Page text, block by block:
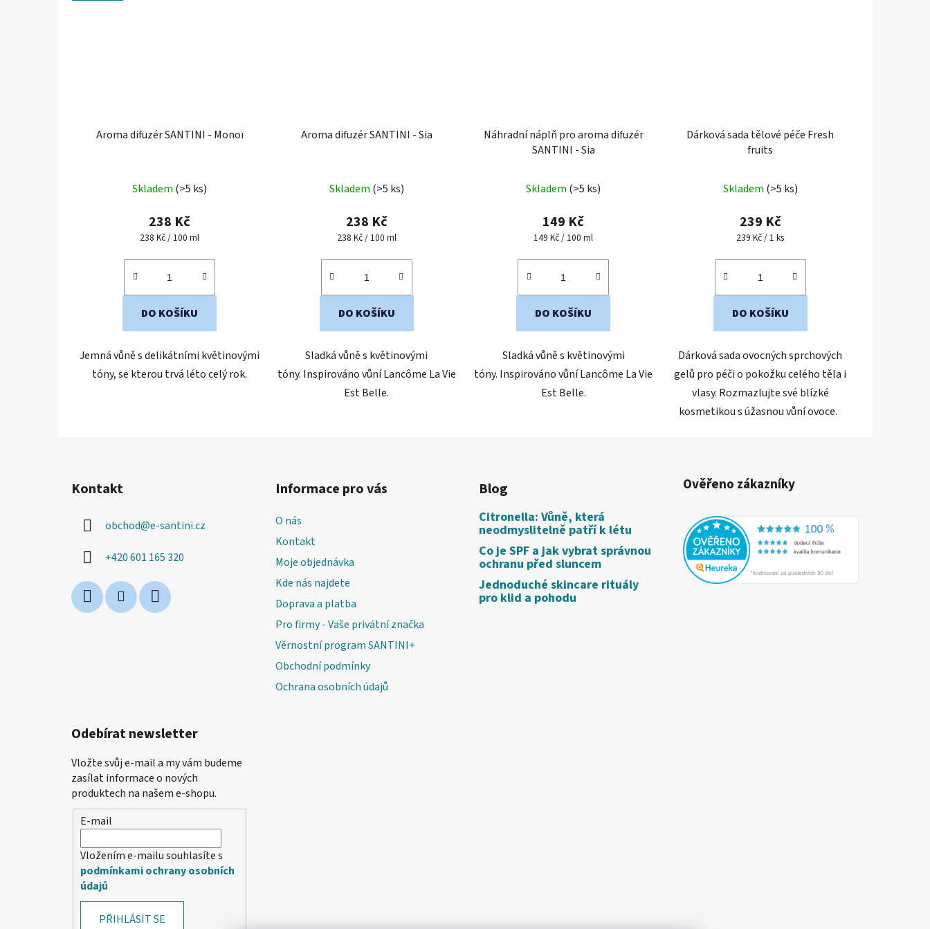
Aroma difuzér SANTINI - Monoï
hodnocení
produktu
je
z
hvězdiček.
Skladem (>5 ks)
238 Kč
Měrná
238 Kč / 100 ml
DO KOŠÍKU
Jemná vůně s delikátními květinovými
tóny, se kterou trvá léto celý rok.
Aroma difuzér SANTINI - Sia
hodnocení
produktu
je
z
hvězdiček.
Skladem (>5 ks)
238 Kč
Měrná
238 Kč / 100 ml
DO KOŠÍKU
Sladká vůně s květinovými
tóny. Inspirováno vůní Lancôme La Vie
Est Belle.
Náhradní náplň pro aroma difuzér
SANTINI - Sia
hodnocení
produktu
je
z
hvězdiček.
Skladem (>5 ks)
149 Kč
Měrná
149 Kč / 100 ml
DO KOŠÍKU
Sladká vůně s květinovými
tóny. Inspirováno vůní Lancôme La Vie
Est Belle.
Dárková sada tělové péče Fresh
fruits
hodnocení
produktu
je
z
hvězdiček.
Skladem (>5 ks)
239 Kč
Měrná
239 Kč / 1 ks
DO KOŠÍKU
Dárková sada ovocných sprchových
gelů pro péči o pokožku celého těla i
vlasy. Rozmazlujte své blízké
kosmetikou s úžasnou vůní ovoce.
Kontakt
obchod@e-santini.cz
+420 601 165 320
Informace pro vás
O nás
Kontakt
Moje objednávka
Kde nás najdete
Doprava a platba
Pro firmy - Vaše privátní značka
Věrnostní program SANTINI+
Obchodní podmínky
Ochrana osobních údajů
Blog
Citronella: Vůně, která
neodmyslitelně patří k létu
Co je SPF a jak vybrat správnou
ochranu před sluncem
Jednoduché skincare rituály
pro klid a pohodu
Ověřeno zákazníky
Odebírat newsletter
Vložte svůj e-mail a my vám budeme
zasílat informace o nových
produktech na našem e-shopu.
E-mail
Vložením e-mailu souhlasíte s
podmínkami ochrany osobních
údajů
PŘIHLÁSIT SE